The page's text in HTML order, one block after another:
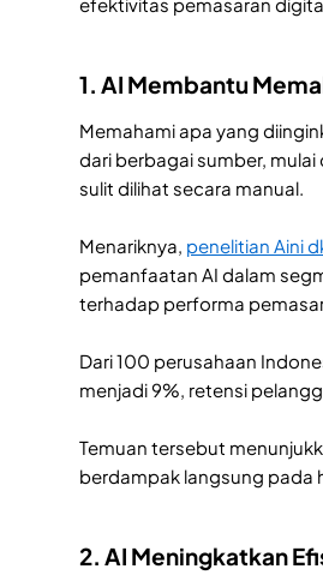
1. AI Membantu
Memahami apa yang
dari berbagai sumber,
sulit dilihat secara manual.
Menariknya, penelitian Aini
pemanfaatan AI dalam
terhadap performa
Dari 100 perusahaan
menjadi 9%, retensi
Temuan tersebut
berdampak langsung pada
2. AI Meningkatkan